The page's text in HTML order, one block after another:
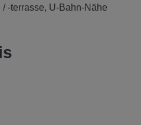
-terrasse U-Bahn-Nähe